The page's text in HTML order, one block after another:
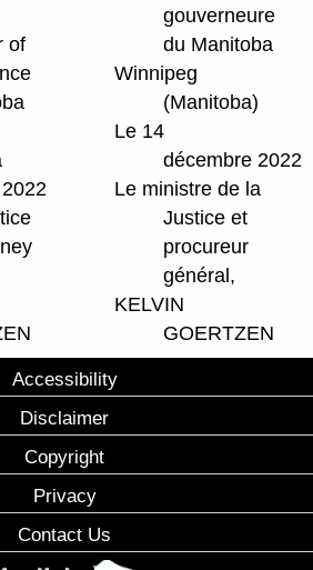
of
gouverneure
du Manitoba
Winnipeg
(Manitoba)
Le 14
décembre 2022
Le ministre de la
Justice et
procureur
général,
KELVIN
GOERTZEN
Accessibility
Disclaimer
Copyright
Privacy
Contact Us